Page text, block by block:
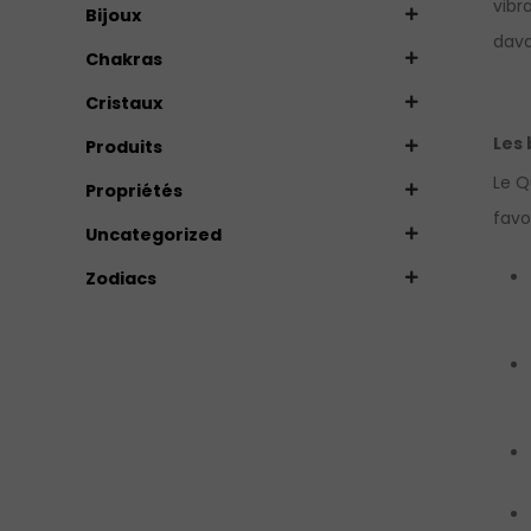
Le
Bijoux
Chakras
Cristaux
Produits
Propriétés
Uncategorized
Zodiacs